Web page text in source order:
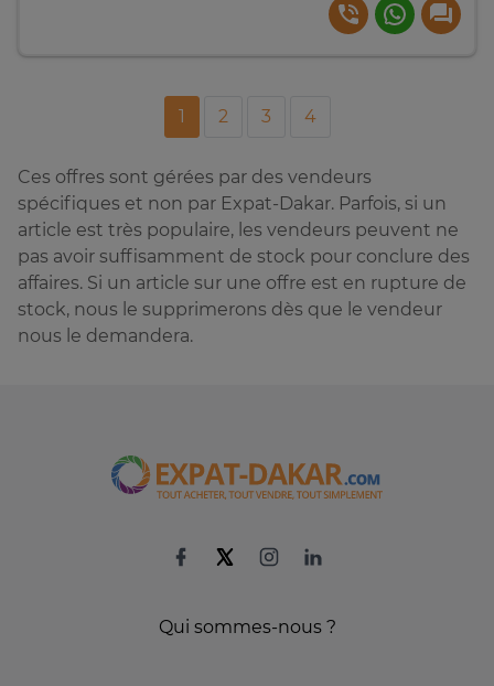
1 2 3 4
Ces offres sont gérées par des vendeurs
spécifiques et non par Expat-Dakar. Parfois, si un
article est très populaire, les vendeurs peuvent ne
pas avoir suffisamment de stock pour conclure des
affaires. Si un article sur une offre est en rupture de
stock, nous le supprimerons dès que le vendeur
nous le demandera.
Qui sommes-nous ?